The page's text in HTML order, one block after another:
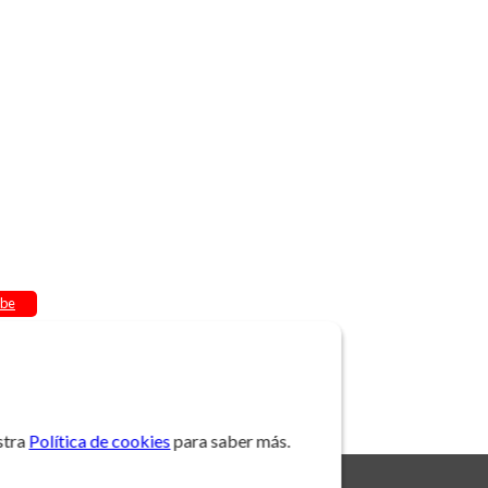
Política de cookiespara saber más.